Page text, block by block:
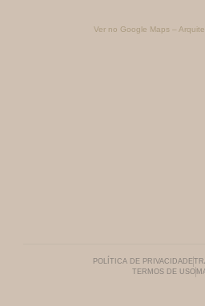
Ver no Google Maps –
POLÍTICA DE PRIVACIDADE
TERMOS DE USO